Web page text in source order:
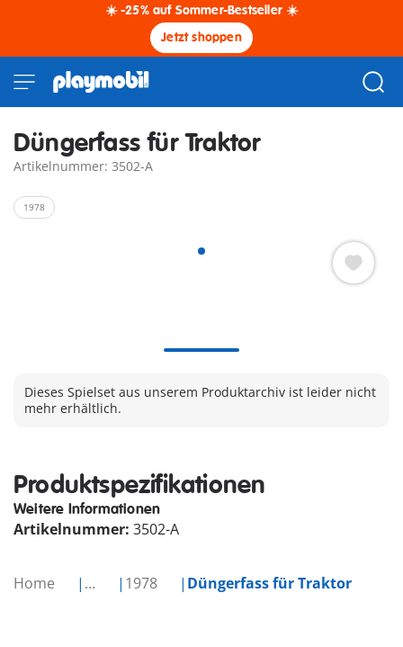
☀️ -25% auf Sommer-Bestseller ☀️
Jetzt shoppen
Home ... 1978 Düngerfass für Traktor
Düngerfass für Traktor
Artikelnummer: 3502-A
1978
Dieses Spielset aus unserem Produktarchiv ist leider nicht
mehr erhältlich.
Produktspezifikationen
Weitere Informationen
Artikelnummer: 3502-A